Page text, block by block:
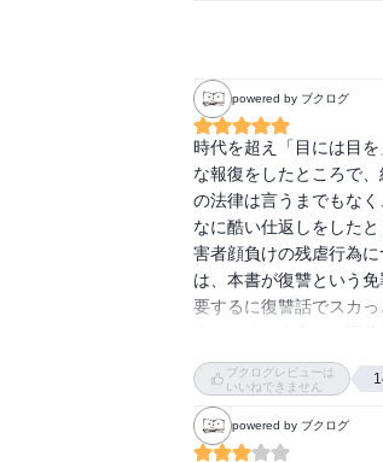
powered by ブクログ
時代を超え「目には目
な報復をしたところで
の法律は言うまでもな
なに酷い仕返しをした
害者顔負けの残虐行為
は、本書が復讐という
要するに復讐話でスカ
ぜなら著者が圧倒的な
身勝手な振る舞いとそ
な表情、そして理不尽
ブクログレビューは
いいねできません
powered by ブクログ